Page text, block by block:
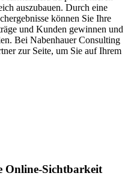
auszubauen. Durch eine
können Sie Ihre
und Kunden gewinnen und
Bei Nabenhauer Consulting
zur Seite, um Sie auf Ihrem
Online-Sichtbarkeit